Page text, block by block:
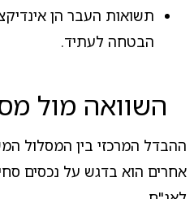
תשואות העבר הן
הבטחה לעתיד.
השוואה מול
ההבדל המרכזי בין המסלול
אחרים הוא בדגש על נכסים